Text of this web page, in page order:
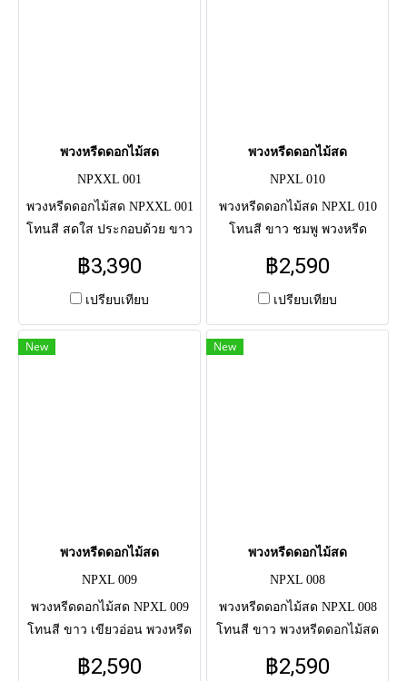
พวงหรีดดอกไม้สด
NPXXL 001
พวงหรีดดอกไม้สด NPXXL 001
โทนสี สดใส ประกอบด้วย ขาว
พวงหรีดดอกไม้สดแสดงความ
อาลัย แด่ผู้วายชนม์ครั้งสุดท้าย
฿3,390
เปรียบเทียบ
พวงหรีดดอกไม้สด
NPXL 010
พวงหรีดดอกไม้สด NPXL 010
โทนสี ขาว ชมพู พวงหรีด
ผู้วายชนม์ครั้งสุดท้าย จัดโดย
ช่างมืออาชีพ จัดส่งตรงถึงศาลา
฿2,590
เปรียบเทียบ
New
พวงหรีดดอกไม้สด
NPXL 009
พวงหรีดดอกไม้สด NPXL 009
โทนสี ขาว เขียวอ่อน พวงหรีด
ผู้วายชนม์ครั้งสุดท้าย จัดโดย
฿2,590
New
พวงหรีดดอกไม้สด
NPXL 008
พวงหรีดดอกไม้สด NPXL 008
โทนสี ขาว พวงหรีดดอกไม้สด
ครั้งสุดท้าย จัดโดยช่างมือ
฿2,590